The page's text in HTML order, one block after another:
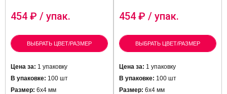
454 ₽ / упак.
ВЫБРАТЬ ЦВЕТ/РАЗМЕР
Цена за: 1 упаковку
В упаковке: 100 шт
Размер: 6х4 мм
454 ₽ / упак.
ВЫБРАТЬ ЦВЕТ/РАЗМЕР
Цена за: 1 упаковку
В упаковке: 100 шт
Размер: 6х4 мм